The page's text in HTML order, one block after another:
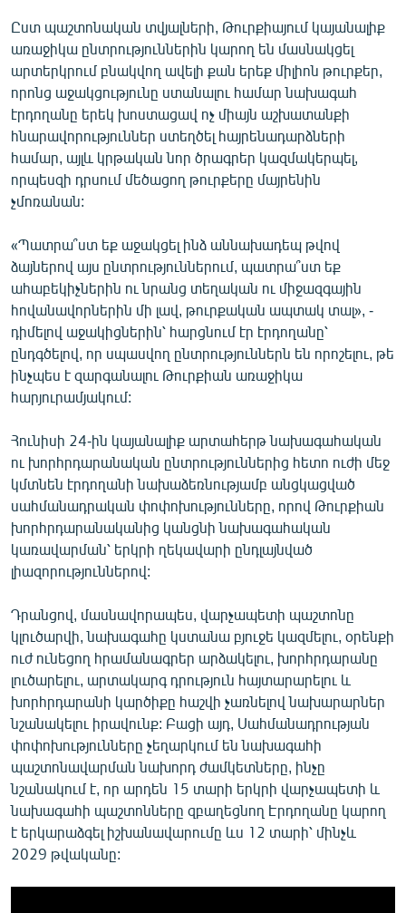
Ըստ պաշտոնական տվյալների, Թուրքիայում կայանալիք
առաջիկա ընտրություններին կարող են մասնակցել
արտերկրում բնակվող ավելի քան երեք միլիոն թուրքեր,
որոնց աջակցությունը ստանալու համար նախագահ
էրդողանը երեկ խոստացավ ոչ միայն աշխատանքի
հնարավորություններ ստեղծել հայրենադարձների
համար, այլև կրթական նոր ծրագրեր կազմակերպել,
որպեսզի դրսում մեծացող թուրքերը մայրենին
չմոռանան:
«Պատրա՞ստ եք աջակցել ինձ աննախադեպ թվով
ձայներով այս ընտրություններում, պատրա՞ստ եք
ահաբեկիչներին ու նրանց տեղական ու միջազգային
հովանավորներին մի լավ, թուրքական ապտակ տալ», -
դիմելով աջակիցներին՝ հարցնում էր էրդողանը՝
ընդգծելով, որ սպասվող ընտրություններն են որոշելու, թե
ինչպես է զարգանալու Թուրքիան առաջիկա
հարյուրամյակում:
Հունիսի 24-ին կայանալիք արտահերթ նախագահական
ու խորհրդարանական ընտրություններից հետո ուժի մեջ
կմտնեն էրդողանի նախաձեռնությամբ անցկացված
սահմանադրական փոփոխությունները, որով Թուրքիան
խորհրդարանականից կանցնի նախագահական
կառավարման՝ երկրի ղեկավարի ընդլայնված
լիազորություններով:
Դրանցով, մասնավորապես, վարչապետի պաշտոնը
կլուծարվի, նախագահը կստանա բյուջե կազմելու, օրենքի
ուժ ունեցող հրամանագրեր արձակելու, խորհրդարանը
լուծարելու, արտակարգ դրություն հայտարարելու և
խորհրդարանի կարծիքը հաշվի չառնելով նախարարներ
նշանակելու իրավունք: Բացի այդ, Սահմանադրության
փոփոխությունները չեղարկում են նախագահի
պաշտոնավարման նախորդ ժամկետները, ինչը
նշանակում է, որ արդեն 15 տարի երկրի վարչապետի և
նախագահի պաշտոնները զբաղեցնող Էրդողանը կարող
է երկարաձգել իշխանավարումը ևս 12 տարի՝ մինչև
2029 թվականը: